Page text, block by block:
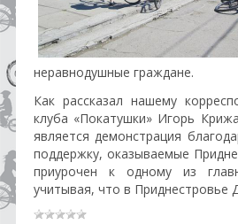
неравнодушные граждане.
Как рассказал нашему
клуба «Покатушки» Игорь
является демонстрация
поддержку, оказываемые
приурочен к одному из
учитывая, что в Приднестровье